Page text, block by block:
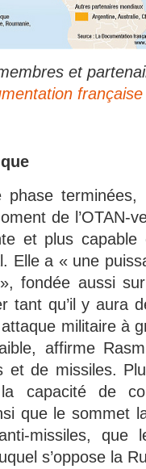
et
française
terminées,
de l’OTAN-
et plus
Elle a « une
fondée aussi
tant qu’il y aura
militaire à
affirme
et de missiles.
capacité de
que le sommet
missiles, que
s’oppose la